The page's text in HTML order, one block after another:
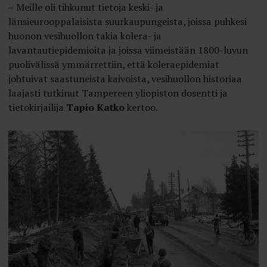
– Meille oli tihkunut tietoja keski- ja
länsieurooppalaisista suurkaupungeista, joissa puhkesi
huonon vesihuollon takia kolera- ja
lavantautiepidemioita ja joissa viimeistään 1800-luvun
puolivälissä ymmärrettiin, että koleraepidemiat
johtuivat saastuneista kaivoista, vesihuollon historiaa
laajasti tutkinut Tampereen yliopiston dosentti ja
tietokirjailija Tapio Katkokertoo.